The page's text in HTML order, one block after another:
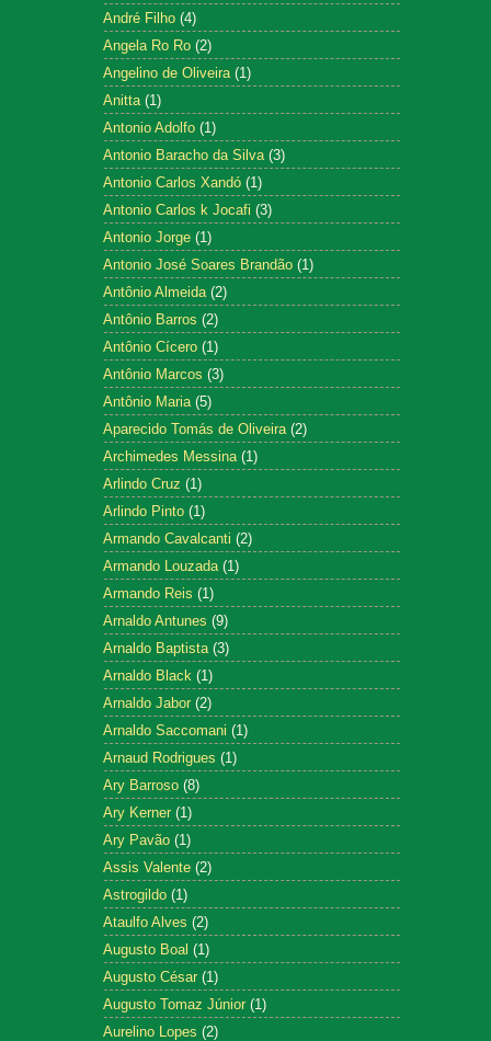
André Filho (4)
Angela Ro Ro (2)
Angelino de Oliveira (1)
Anitta (1)
Antonio Adolfo (1)
Antonio Baracho da Silva (3)
Antonio Carlos Xandó (1)
Antonio Carlos k Jocafi (3)
Antonio Jorge (1)
Antonio José Soares Brandão (1)
Antônio Almeida (2)
Antônio Barros (2)
Antônio Cícero (1)
Antônio Marcos (3)
Antônio Maria (5)
Aparecido Tomás de Oliveira (2)
Archimedes Messina (1)
Arlindo Cruz (1)
Arlindo Pinto (1)
Armando Cavalcanti (2)
Armando Louzada (1)
Armando Reis (1)
Arnaldo Antunes (9)
Arnaldo Baptista (3)
Arnaldo Black (1)
Arnaldo Jabor (2)
Arnaldo Saccomani (1)
Arnaud Rodrigues (1)
Ary Barroso (8)
Ary Kerner (1)
Ary Pavão (1)
Assis Valente (2)
Astrogildo (1)
Ataulfo Alves (2)
Augusto Boal (1)
Augusto César (1)
Augusto Tomaz Júnior (1)
Aurelino Lopes (2)